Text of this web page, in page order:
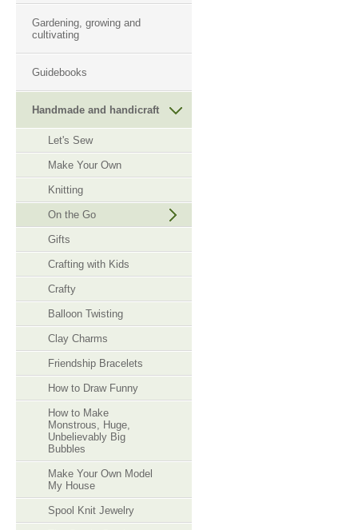
Gardening, growing and
cultivating
Guidebooks
Handmade and handicraft
Let's Sew
Make Your Own
Knitting
On the Go
Gifts
Crafting with Kids
Crafty
Balloon Twisting
Clay Charms
Friendship Bracelets
How to Draw Funny
How to Make
Monstrous, Huge,
Unbelievably Big
Bubbles
Make Your Own Model
My House
Spool Knit Jewelry